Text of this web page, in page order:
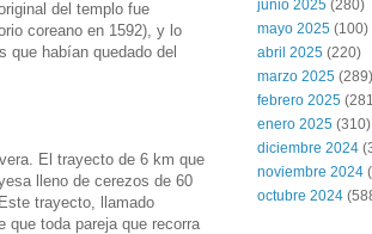
del templo fue
coreano en 1592), y lo
que habían quedado del
El trayecto de 6 km que
lleno de cerezos de 60
trayecto, llamado
que toda pareja que recorra
junio 2025 (280)
mayo 2025 (100)
abril 2025 (220)
marzo 2025 (289)
febrero 2025
enero 2025 (310)
diciembre 2024
noviembre 2024
octubre 2024